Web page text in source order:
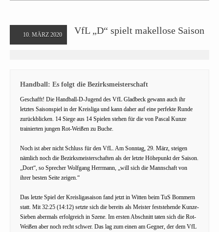
10. MÄRZ 2020 VfL „D“ spielt makellose Saison
Handball: Es folgt die Bezirksmeisterschaft
Geschafft! Die Handball-D-Jugend des VfL Gladbeck gewann auch ihr
letztes Saisonspiel in der Kreisliga und kann daher auf eine perfekte Runde
zurückblicken. 14 Siege aus 14 Spielen stehen für die von Pascal Kunze
trainierten jungen Rot-Weißen zu Buche.
Noch ist aber nicht Schluss für den VfL. Am Sonntag, 29. März, steigen
nämlich noch die Bezirksmeisterschaften als der letzte Höhepunkt der Saison.
„Dort“, so Sprecher Wolfgang Herrmann, „will sich die Mannschaft von
ihrer besten Seite zeigen.“
Das letzte Spiel der Kreisligasaison fand jetzt in Witten beim TuS Bommern
statt. Mit 32:25 (14:12) setzte sich die bereits als Meister feststehende Kunze-
Sieben abermals erfolgreich in Szene. Im ersten Abschnitt taten sich die Rot-
Weißen aber noch recht schwer. Das lag zum einen am Gegner, der dem VfL